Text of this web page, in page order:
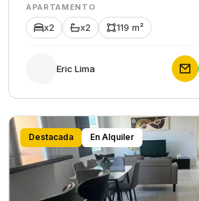
APARTAMENTO
x2 x2 119 m²
Eric Lima
Destacada En Alquiler